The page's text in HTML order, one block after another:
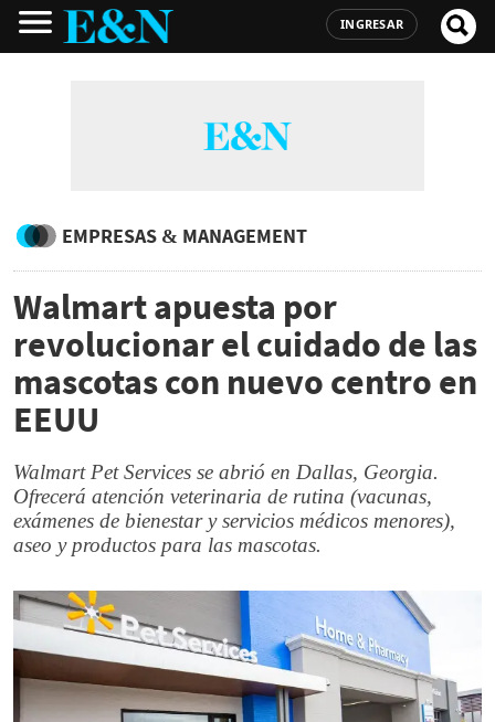
INGRESAR
EMPRESAS & MANAGEMENT
Walmart apuesta por
revolucionar el cuidado de las
mascotas con nuevo centro en
EEUU
Walmart Pet Services se abrió en Dallas, Georgia.
Ofrecerá atención veterinaria de rutina (vacunas,
exámenes de bienestar y servicios médicos menores),
aseo y productos para las mascotas.